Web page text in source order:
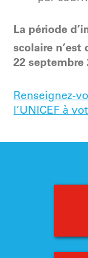
La période
scolaire n’est
22 septembre
Renseignez-
l’UNICEF à